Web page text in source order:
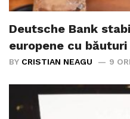
Deutsche Bank
europene cu
BY CRISTIAN NEAGU 9